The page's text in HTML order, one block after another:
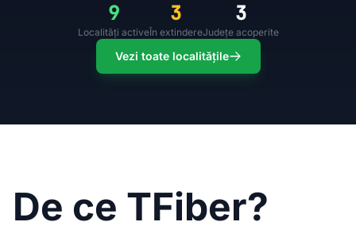
9
Localități active
3
În extindere
3
Județe acoperite
Vezi toate localitățile
De ce TFiber?